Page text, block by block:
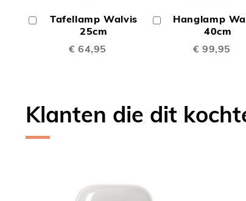
Tafellamp Walvis
25cm
€ 64,95
Winkelwagen
Hanglamp
40cm
€ 99,95
Winkelwagen
Klanten die dit